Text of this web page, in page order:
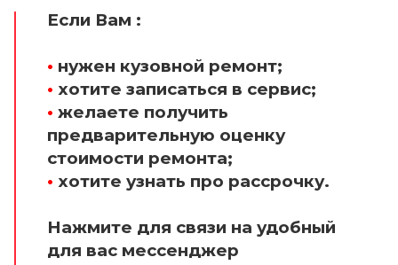
Если Вам :
• нужен кузовной ремонт;
• хотите записаться в сервис;
• желаете получить
предварительную оценку
стоимости ремонта;
• хотите узнать про рассрочку.
Нажмите для связи на удобный
для вас мессенджер